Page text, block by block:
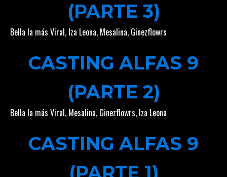
(PARTE 3)
Bella la más Viral, Iza Leona, Mesalina, Ginezflowrs
CASTING ALFAS 9
(PARTE 2)
Bella la más Viral, Mesalina, Ginezflowrs, Iza Leona
CASTING ALFAS 9
(PARTE 1)